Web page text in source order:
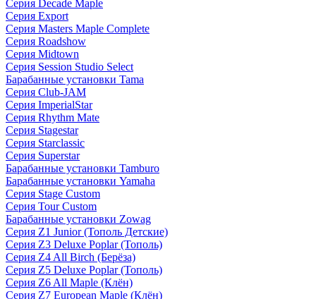
Серия Decade Maple
Серия Export
Серия Masters Maple Complete
Серия Roadshow
Серия Midtown
Серия Session Studio Select
Барабанные установки Tama
Серия Club-JAM
Серия ImperialStar
Серия Rhythm Mate
Серия Stagestar
Серия Starclassic
Серия Superstar
Барабанные установки Tamburo
Барабанные установки Yamaha
Серия Stage Custom
Серия Tour Custom
Барабанные установки Zowag
Серия Z1 Junior (Тополь Детские)
Серия Z3 Deluxe Poplar (Тополь)
Серия Z4 All Birch (Берёза)
Серия Z5 Deluxe Poplar (Тополь)
Серия Z6 All Maple (Клён)
Серия Z7 European Maple (Клён)